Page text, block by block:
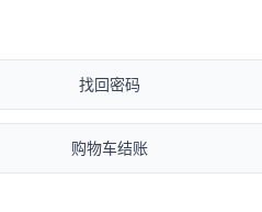
找回密码
购物车结账